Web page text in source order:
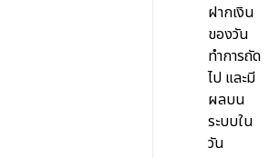
ฝากเงิน
ของวัน
ทำการถัด
ไป และมี
ผลบน
ระบบใน
วัน